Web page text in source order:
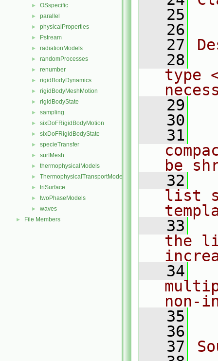
► OSspecific
► parallel
► physicalProperties
► Pstream
► radiationModels
► randomProcesses
► renumber
► rigidBodyDynamics
► rigidBodyMeshMotion
► rigidBodyState
► sampling
► sixDoFRigidBodyMotion
► sixDoFRigidBodyState
► specieTransfer
► surfMesh
► thermophysicalModels
► ThermophysicalTransportModels
► triSurface
► twoPhaseModels
► waves
► File Members
   25
   26
   27
   28
type
   29
   30
   31
be
   32
list
   33
the
   34
non-
   35
   36
   37